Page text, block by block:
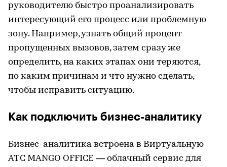
руководителю быстро проанализировать
интересующий его процесс или проблемную
зону. Например, узнать общий процент
пропущенных вызовов, затем сразу же
определить, на каких этапах они теряются,
по каким причинам и что нужно сделать,
чтобы исправить ситуацию.
Как подключить бизнес-аналитику
Бизнес-аналитика встроена в Виртуальную
АТС MANGO OFFICE — облачный сервис для